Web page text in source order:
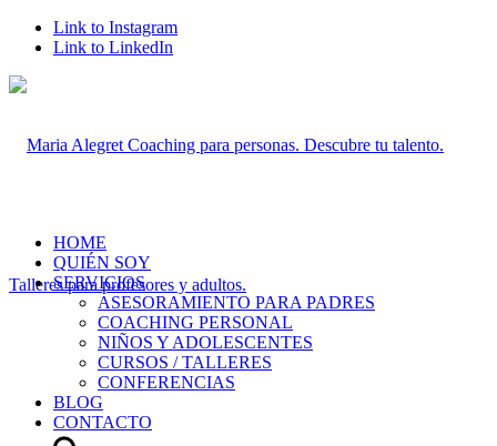
Link to Instagram
Link to LinkedIn
HOME
QUIÉN SOY
SERVICIOS
ASESORAMIENTO PARA PADRES
COACHING PERSONAL
NIÑOS Y ADOLESCENTES
CURSOS / TALLERES
CONFERENCIAS
BLOG
CONTACTO